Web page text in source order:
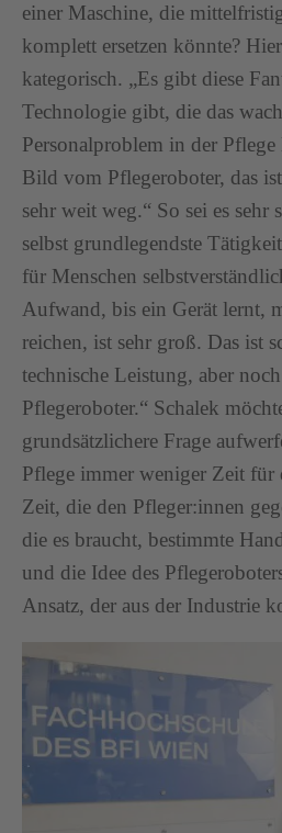
einer Maschine, die
komplett ersetzen könnte?
kategorisch. „Es gibt diese
Technologie gibt, die das
Personalproblem in der
Bild vom Pflegeroboter, das
sehr weit weg.“ So sei es sehr
selbst grundlegendste
für Menschen
Aufwand, bis ein Gerät lernt,
reichen, ist sehr groß. Das ist
technische Leistung, aber
Pflegeroboter.“ Schalek
grundsätzlichere Frage
Pflege immer weniger Zeit für
Zeit, die den Pfleger:innen
die es braucht, bestimmte
und die Idee des
Ansatz, der aus der Industrie